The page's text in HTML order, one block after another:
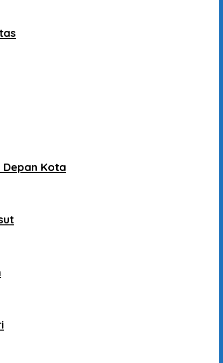
Depan Kota